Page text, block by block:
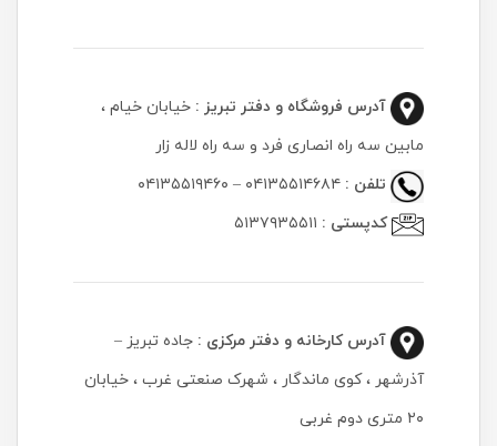
آدرس فروشگاه و دفتر تبریز : خیابان خیام ،
مابین سه راه انصاری فرد و سه راه لاله زار
تلفن :
کدپستی :
آدرس کارخانه و دفتر مرکزی : جاده تبریز –
آذرشهر ، کوی ماندگار ، شهرک صنعتی غرب ، خیابان
۲۰ متری دوم غربی